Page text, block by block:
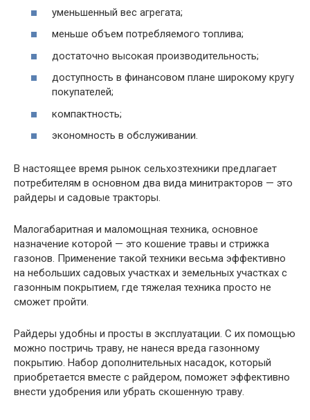
уменьшенный вес агрегата;
меньше объем потребляемого топлива;
достаточно высокая производительность;
доступность в финансовом плане широкому кругу
покупателей;
компактность;
экономность в обслуживании.
В настоящее время рынок сельхозтехники предлагает
потребителям в основном два вида минитракторов — это
райдеры и садовые тракторы.
Малогабаритная и маломощная техника, основное
назначение которой — это кошение травы и стрижка
газонов. Применение такой техники весьма эффективно
на небольших садовых участках и земельных участках с
газонным покрытием, где тяжелая техника просто не
сможет пройти.
Райдеры удобны и просты в эксплуатации. С их помощью
можно постричь траву, не нанеся вреда газонному
покрытию. Набор дополнительных насадок, который
приобретается вместе с райдером, поможет эффективно
внести удобрения или убрать скошенную траву.